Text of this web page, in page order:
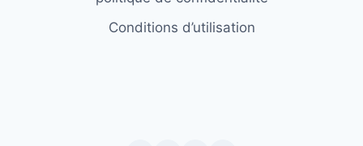
Conditions d’utilisation